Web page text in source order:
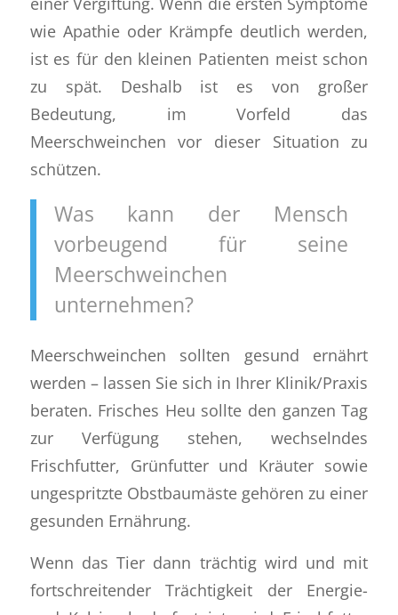
wie Apathie oder Krämpfe deutlich werden,
ist es für den kleinen Patienten meist schon
zu spät. Deshalb ist es von großer
Bedeutung, im Vorfeld das
Meerschweinchen vor dieser Situation zu
schützen.
Was kann der Mensch
vorbeugend für seine
Meerschweinchen
unternehmen?
Meerschweinchen sollten gesund ernährt
werden – lassen Sie sich in Ihrer Klinik/Praxis
beraten. Frisches Heu sollte den ganzen Tag
zur Verfügung stehen, wechselndes
Frischfutter, Grünfutter und Kräuter sowie
ungespritzte Obstbaumäste gehören zu einer
gesunden Ernährung.
Wenn das Tier dann trächtig wird und mit
fortschreitender Trächtigkeit der Energie-